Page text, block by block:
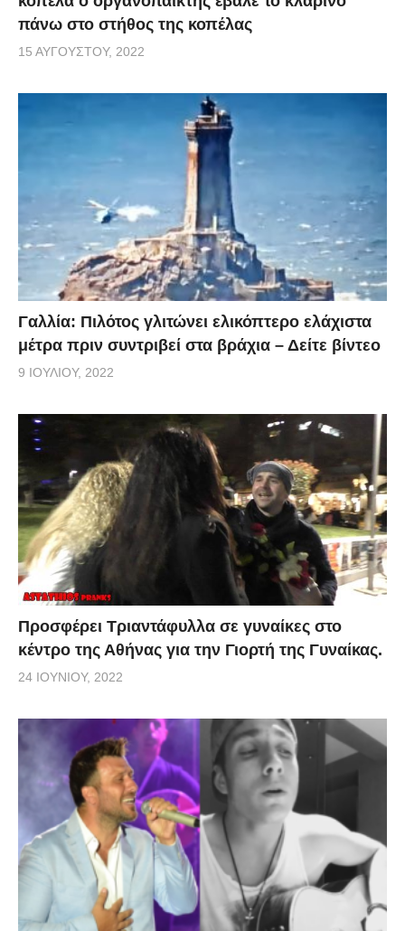
πάνω στο στήθος της κοπέλας
15 ΑΥΓΟΎΣΤΟΥ, 2022
Γαλλία: Πιλότος γλιτώνει ελικόπτερο ελάχιστα
μέτρα πριν συντριβεί στα βράχια – Δείτε βίντεο
9 ΙΟΥΛΊΟΥ, 2022
Προσφέρει Τριαντάφυλλα σε γυναίκες στο
κέντρο της Αθήνας για την Γιορτή της Γυναίκας.
24 ΙΟΥΝΊΟΥ, 2022